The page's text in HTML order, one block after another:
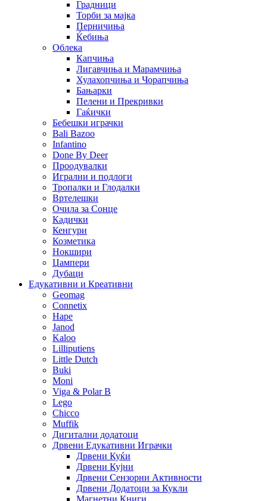
Градници
Торби за мајка
Перничиња
Ќебиња
Облека
Капчиња
Лигавчиња и Марамчиња
Хулахопчиња и Чорапчиња
Бањарки
Пелени и Прекривки
Гаќички
Бебешки играчки
Bali Bazoo
Infantino
Done By Deer
Проодувалки
Игрални и подлоги
Тропалки и Глодалки
Вртелешки
Очила за Сонце
Кадички
Кенгури
Козметика
Нокшири
Џампери
Дубаци
Едукативни и Креативни
Geomag
Connetix
Hape
Janod
Kaloo
Lilliputiens
Little Dutch
Buki
Moni
Viga & Polar B
Lego
Chicco
Muffik
Дигитални додатоци
Дрвени Едукативни Играчки
Дрвени Куќи
Дрвени Кујни
Дрвени Сензорни Активности
Дрвени Додатоци за Кукли
Магнетни Книги